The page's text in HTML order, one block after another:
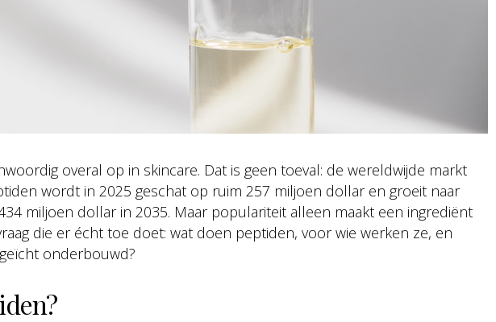
overal op in skincare. Dat is geen toeval: de wereldwijde markt
wordt in 2025 geschat op ruim 257 miljoen dollar en groeit naar
miljoen dollar in 2035. Maar populariteit alleen maakt een ingrediënt
die er écht toe doet: wat doen peptiden, voor wie werken ze, en
onderbouwd?